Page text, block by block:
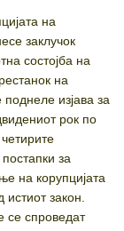
на
заклучок
состојба на
на
изјава за
рок по
за
на корупцијата
закон.
се спроведат